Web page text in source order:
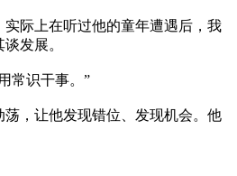
际上在听过他的童年遭遇后，我
发展。
常识干事。”
，让他发现错位、发现机会。他